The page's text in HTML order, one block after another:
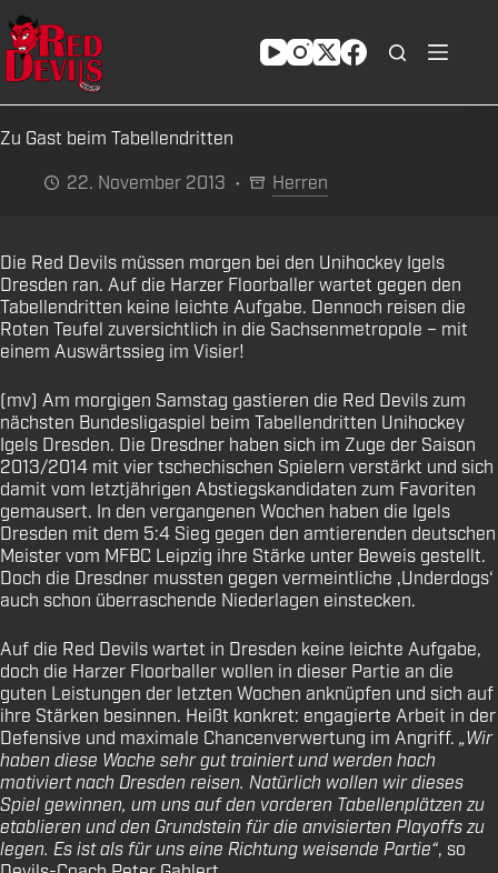
Zum
Inhalt
springen
Zu Gast beim Tabellendritten
22. November 2013
Herren
Die Red Devils müssen morgen bei den Unihockey Igels
Dresden ran. Auf die Harzer Floorballer wartet gegen den
Tabellendritten keine leichte Aufgabe. Dennoch reisen die
Roten Teufel zuversichtlich in die Sachsenmetropole – mit
einem Auswärtssieg im Visier!
(mv) Am morgigen Samstag gastieren die Red Devils zum
nächsten Bundesligaspiel beim Tabellendritten Unihockey
Igels Dresden. Die Dresdner haben sich im Zuge der Saison
2013/2014 mit vier tschechischen Spielern verstärkt und sich
damit vom letztjährigen Abstiegskandidaten zum Favoriten
gemausert. In den vergangenen Wochen haben die Igels
Dresden mit dem 5:4 Sieg gegen den amtierenden deutschen
Meister vom MFBC Leipzig ihre Stärke unter Beweis gestellt.
Doch die Dresdner mussten gegen vermeintliche ‚Underdogs‘
auch schon überraschende Niederlagen einstecken.
Auf die Red Devils wartet in Dresden keine leichte Aufgabe,
doch die Harzer Floorballer wollen in dieser Partie an die
guten Leistungen der letzten Wochen anknüpfen und sich auf
ihre Stärken besinnen. Heißt konkret: engagierte Arbeit in der
Defensive und maximale Chancenverwertung im Angriff. „Wir
haben diese Woche sehr gut trainiert und werden hoch
motiviert nach Dresden reisen. Natürlich wollen wir dieses
Spiel gewinnen, um uns auf den vorderen Tabellenplätzen zu
etablieren und den Grundstein für die anvisierten Playoffs zu
legen. Es ist als für uns eine Richtung weisende Partie“, so